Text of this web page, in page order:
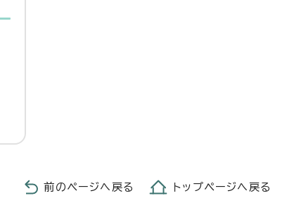
前のページへ戻る トップページへ戻る